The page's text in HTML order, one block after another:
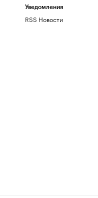
Уведомления
RSS Новости